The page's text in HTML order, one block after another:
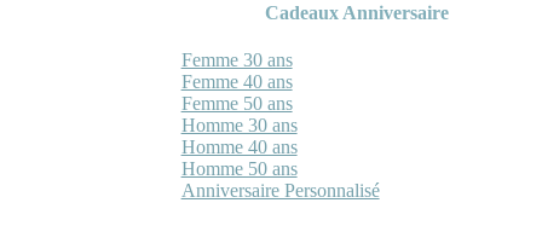
Cadeaux Anniversaire
Femme 30 ans
Femme 40 ans
Femme 50 ans
Homme 30 ans
Homme 40 ans
Homme 50 ans
Anniversaire Personnalisé